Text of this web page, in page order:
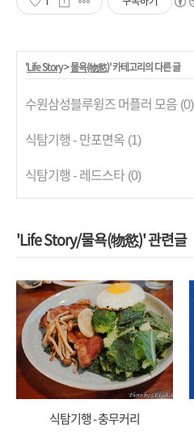
'Life Story>물욕(物慾)' 카테고리의 다른 글
수원삼성블루윙즈 머플러 모음 (0)
식탐기행 - 만포면옥 (1)
식탐기행 - 레드스타 (0)
'Life Story/물욕(物慾)' 관련글
식탐기행 - 충무커리